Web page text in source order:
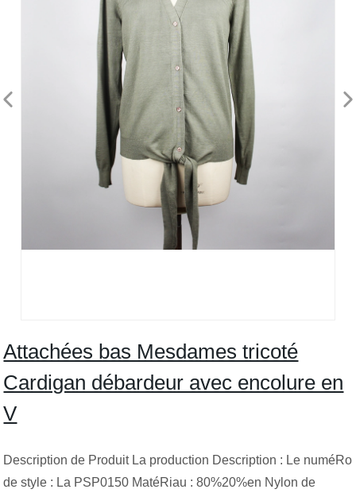
Attachées bas Mesdames tricoté
Cardigan débardeur avec encolure en
V
Description de Produit La production Description : Le numéRo
de style : La PSP0150 MatéRiau : 80%20%en Nylon de